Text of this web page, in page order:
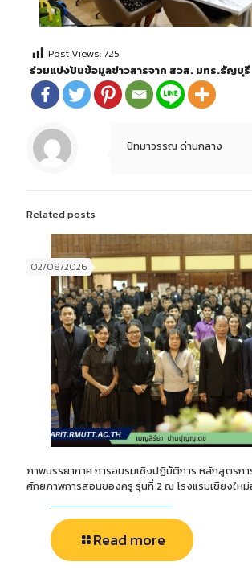
Post Views:725
ร่วมแบ่งปันข้อมูลข่าวสารจาก สวส. มทร.ธัญบุรี
ปัทมาวรรณ ด่านกลาง
Related posts
02/08/2026
ภาพบรรยากาศ การอบรมเชิงปฏิบัติการ หลักสูตรก
ศักยภาพการสอนของครู รุ่นที่ 2 ณ โรงแรมเชียงให
Read more